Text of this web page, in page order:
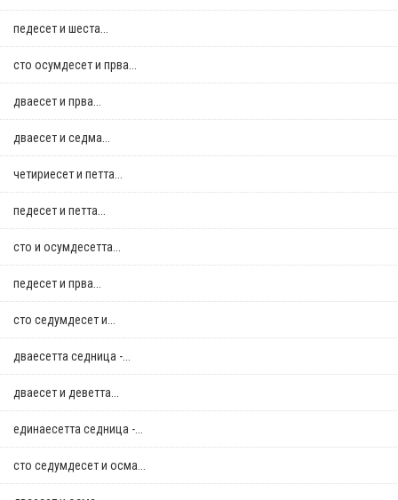
педесет и шеста...
сто осумдесет и прва...
дваесет и прва...
дваесет и седма...
четириесет и петта...
педесет и петта...
сто и осумдесетта...
педесет и прва...
сто седумдесет и...
дваесетта седница -...
дваесет и деветта...
единаесетта седница -...
сто седумдесет и осма...